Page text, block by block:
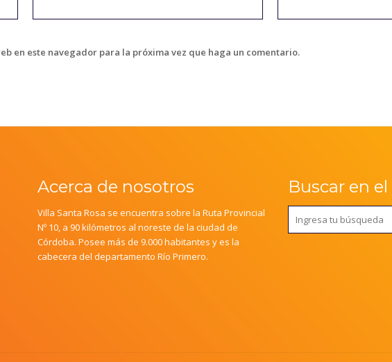
en este navegador para la próxima vez que haga un comentario.
Acerca de nosotros
Villa Santa Rosa se encuentra sobre la Ruta Provincial
Nº 10, a 90 kilómetros al noreste de la ciudad de
Córdoba. Posee más de 9.000 habitantes y es la
cabecera del departamento Río Primero.
Buscar en